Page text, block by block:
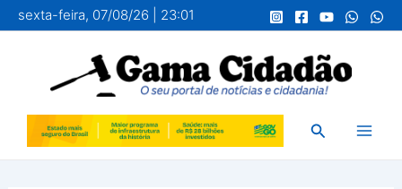
para
conteúdo
sexta-feira, 07/08/26 | 23:01
Pesquisar